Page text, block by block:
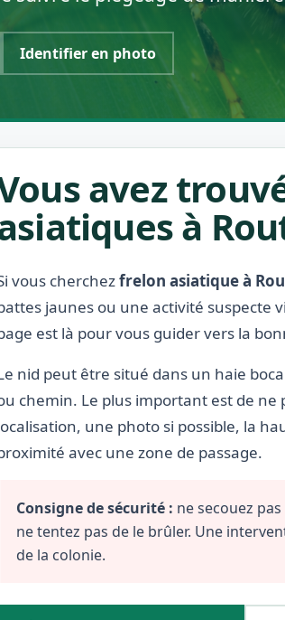
Identifier en photo
avez
à
vous cherchezfrelon asiatique à
jaunes ou une activité suspecte
est là pour vous guider vers la
nid peut être situé dans un haie
chemin. Le plus important est de
une photo si possible, la
avec une zone de passage.
Consigne de sécurité : ne secouez
ne tentez pas de le brûler. Une
de la colonie.